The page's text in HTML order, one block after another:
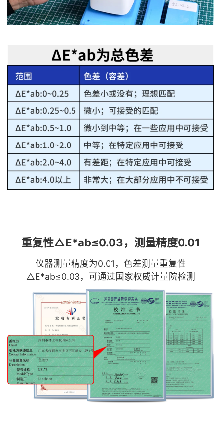
重复性△E*ab≤0.03，测量精度0.01
仪器测量精度为0.01，色差测量重复性
△E*ab≤0.03，可通过国家权威计量院检测